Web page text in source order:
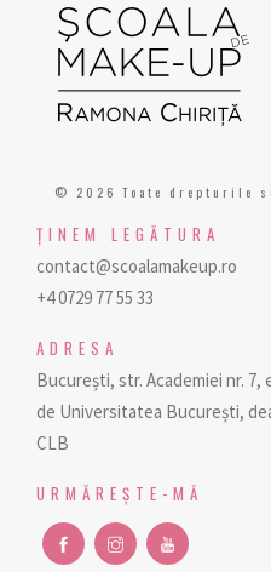
© 2026 Toate drepturile
ŢINEM LEGĂTURA
contact@scoalamakeup.ro
+4 0729 77 55 33
ADRESA
București, str. Academiei nr. 7,
de Universitatea București,
CLB
URMĂREŞTE-MĂ